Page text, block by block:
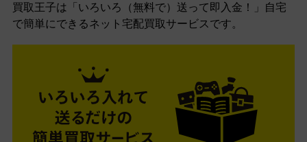
買取王子は「いろいろ（無料で）送って即入金！」自宅
で簡単にできるネット宅配買取サービスです。